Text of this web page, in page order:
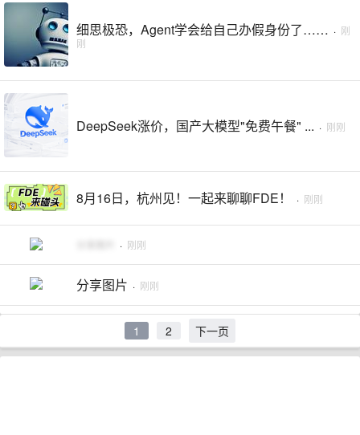
细思极恐，Agent学会给自己办假身份了…… · 刚
刚
DeepSeek涨价，国产大模型"免费午餐" ... · 刚刚
8月16日，杭州见！一起来聊聊FDE！ · 刚刚
· 刚刚
分享图片 · 刚刚
1 2 下一页